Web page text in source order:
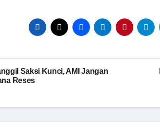
Saksi Kunci, AMI Jangan
Reses